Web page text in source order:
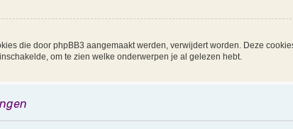
die door phpBB3 aangemaakt werden, verwijdert worden. Deze
om te zien welke onderwerpen je al gelezen hebt.